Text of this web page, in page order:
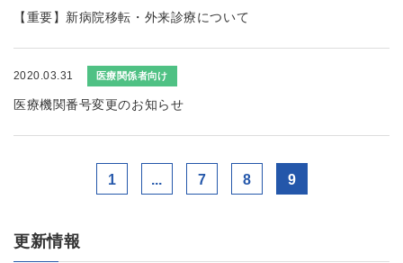
【重要】新病院移転・外来診療について
2020.03.31 医療関係者向け
医療機関番号変更のお知らせ
1 ... 7 8 9
更新情報